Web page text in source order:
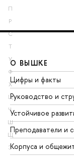
П
Р
С
Т
У
Ф
Х
Ц
Ч
Ш
Щ
Э
О ВЫШКЕ
Цифры и факты
Руководство и
Устойчивое
Преподаватели и
Корпуса и